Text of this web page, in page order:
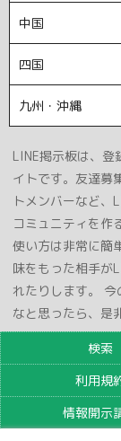
中国
四国
九州・沖縄
LINE掲示板は、登
イトです。友達募
トメンバーなど、
コミュニティを作
使い方は非常に簡
味をもった相手が
れたりします。
なと思ったら、是
検索
利用規
情報開示